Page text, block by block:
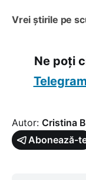
Vrei știrile pe
Ne poți
Autor: Cristina
Abonează-